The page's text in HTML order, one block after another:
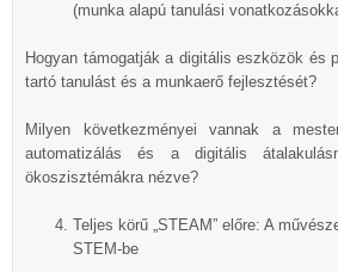
(munka alapú tanulási
Hogyan támogatják a digitális eszközök és
tartó tanulást és a munkaerő fejlesztését?
Milyen következményei vannak a
automatizálás és a digitális
ökoszisztémákra nézve?
Teljes körű „STEAM” előre: A
STEM-be